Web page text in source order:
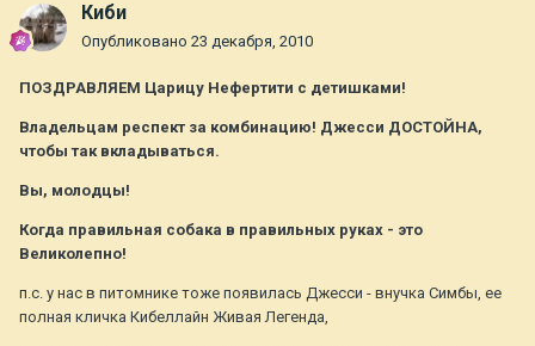
Киби
Опубликовано 23 декабря, 2010
ПОЗДРАВЛЯЕМ Царицу Нефертити с детишками!
Владельцам респект за комбинацию! Джесси ДОСТОЙНА,
чтобы так вкладываться.
Вы, молодцы!
Когда правильная собака в правильных руках - это
Великолепно!
п.с. у нас в питомнике тоже появилась Джесси - внучка Симбы, ее
полная кличка Кибеллайн Живая Легенда,